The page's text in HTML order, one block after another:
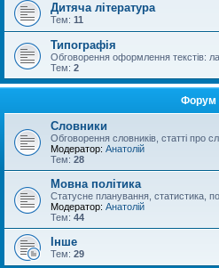
Дитяча література
Тем: 11
Типографія
Обговорення оформлення текстів:
Тем: 2
Форум
Словники
Обговорення словників, статті про
Модератор: Анатолій
Тем: 28
Мовна політика
Статусне планування, статистика,
Модератор: Анатолій
Тем: 44
Інше
Тем: 29